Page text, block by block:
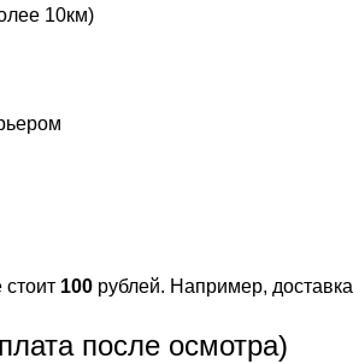
10км)
100 рублей. Например, доставка
после осмотра)